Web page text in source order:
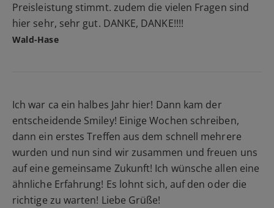
Preisleistung stimmt. zudem die vielen Fragen sind
hier sehr, sehr gut. DANKE, DANKE!!!!
Wald-Hase
Ich war ca ein halbes Jahr hier! Dann kam der
entscheidende Smiley! Einige Wochen schreiben,
dann ein erstes Treffen aus dem schnell mehrere
wurden und nun sind wir zusammen und freuen uns
auf eine gemeinsame Zukunft! Ich wünsche allen eine
ähnliche Erfahrung! Es lohnt sich, auf den oder die
richtige zu warten! Liebe Grüße!